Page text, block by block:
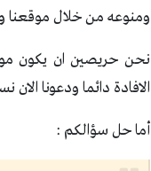
ومنوعه من خلال موقعنا
الافادة دائما ودعونا الان
أما حل سؤالكم :